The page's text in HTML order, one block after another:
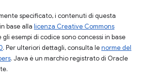
specificato, i contenuti di questa
base alla licenza Creative Commons
gli esempi di codice sono concessi in base
. Per ulteriori dettagli, consulta lenorme del
. Java è un marchio registrato di Oracle